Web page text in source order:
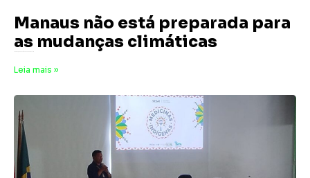
Manaus não está preparada para
as mudanças climáticas
Leia mais »